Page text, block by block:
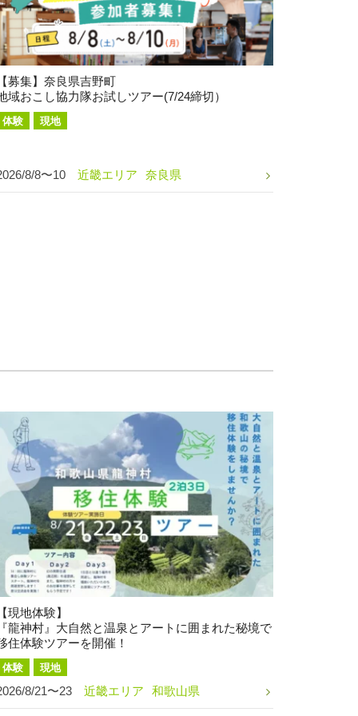
募集】奈良県吉野町
域おこし協力隊お試しツアー(7/24締切）
体験 現地
8/8〜10 近畿エリア 奈良県
現地体験】
龍神村』大自然と温泉とアートに囲まれた秘境で
住体験ツアーを開催！
体験 現地
8/21〜23 近畿エリア 和歌山県